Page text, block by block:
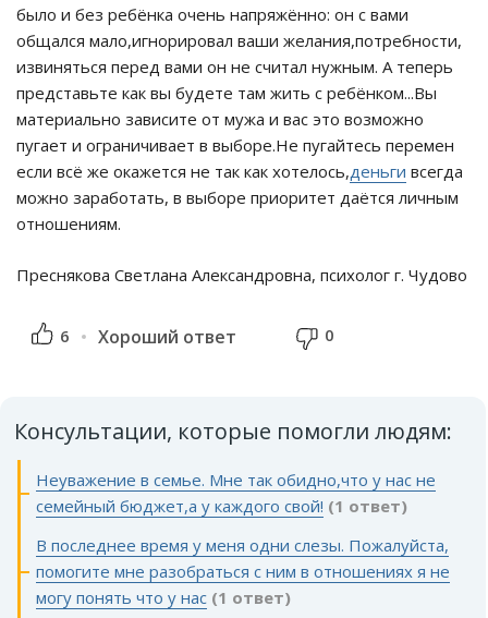
было и без ребёнка очень напряжённо: он с вами
общался мало,игнорировал ваши желания,потребности,
извиняться перед вами он не считал нужным. А теперь
представьте как вы будете там жить с ребёнком...Вы
материально зависите от мужа и вас это возможно
пугает и ограничивает в выборе.Не пугайтесь перемен
если всё же окажется не так как хотелось,деньги всегда
можно заработать, в выборе приоритет даётся личным
отношениям.
Преснякова Светлана Александровна, психолог г. Чудово
6 Хороший ответ 0
Консультации, которые помогли людям:
Неуважение в семье. Мне так обидно,что у нас не
семейный бюджет,а у каждого свой! (1 ответ)
В последнее время у меня одни слезы. Пожалуйста,
помогите мне разобраться с ним в отношениях я не
могу понять что у нас (1 ответ)